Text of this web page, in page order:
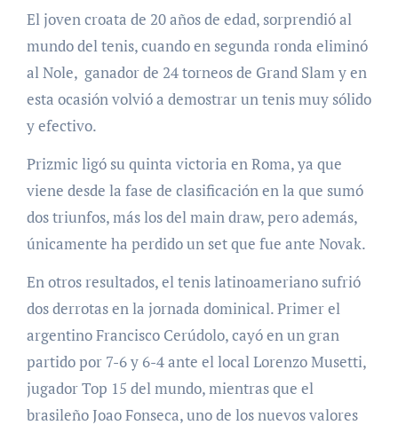
El joven croata de 20 años de edad, sorprendió al
mundo del tenis, cuando en segunda ronda eliminó
al Nole, ganador de 24 torneos de Grand Slam y en
esta ocasión volvió a demostrar un tenis muy sólido
y efectivo.
Prizmic ligó su quinta victoria en Roma, ya que
viene desde la fase de clasificación en la que sumó
dos triunfos, más los del main draw, pero además,
únicamente ha perdido un set que fue ante Novak.
En otros resultados, el tenis latinoameriano sufrió
dos derrotas en la jornada dominical. Primer el
argentino Francisco Cerúdolo, cayó en un gran
partido por 7-6 y 6-4 ante el local Lorenzo Musetti,
jugador Top 15 del mundo, mientras que el
brasileño Joao Fonseca, uno de los nuevos valores